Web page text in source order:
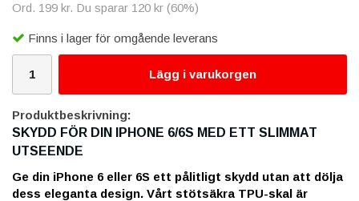
Ord. 199 kr. Du sparar 120 kr (60%)
Finns i lager för omgående leverans
Lägg i varukorgen
Produktbeskrivning:
SKYDD FÖR DIN IPHONE 6/6S MED ETT SLIMMAT
UTSEENDE
Ge din iPhone 6 eller 6S ett pålitligt skydd utan att dölja
dess eleganta design. Vårt stötsäkra TPU-skal är